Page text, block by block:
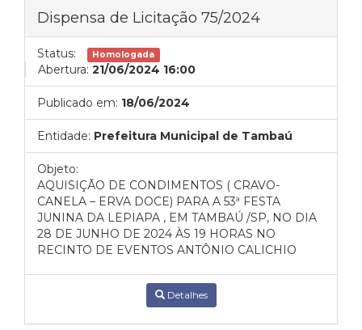
Dispensa de Licitação 75/2024
Status: Homologada
Abertura: 21/06/2024 16:00
Publicado em: 18/06/2024
Entidade: Prefeitura Municipal de Tambaú
Objeto:
AQUISIÇÃO DE CONDIMENTOS ( CRAVO-
CANELA – ERVA DOCE) PARA A 53ª FESTA
JUNINA DA LEPIAPA , EM TAMBAÚ /SP, NO DIA
28 DE JUNHO DE 2024 ÀS 19 HORAS NO
RECINTO DE EVENTOS ANTÔNIO CALICHIO
Detalhes